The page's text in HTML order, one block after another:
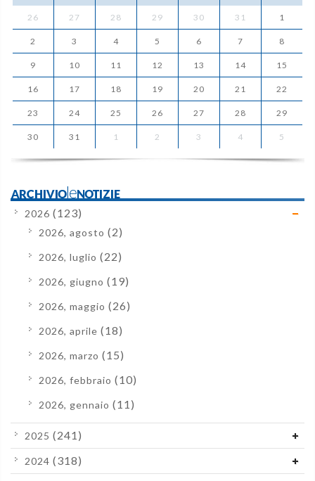
26 27 28 29 30 31 1
2 3 4 5 6 7 8
9 10 11 12 13 14 15
16 17 18 19 20 21 22
23 24 25 26 27 28 29
30 31 1 2 3 4 5
ARCHIVIOleNOTIZIE
2026 (123)
2026, agosto (2)
2026, luglio (22)
2026, giugno (19)
2026, maggio (26)
2026, aprile (18)
2026, marzo (15)
2026, febbraio (10)
2026, gennaio (11)
2025 (241)
2024 (318)